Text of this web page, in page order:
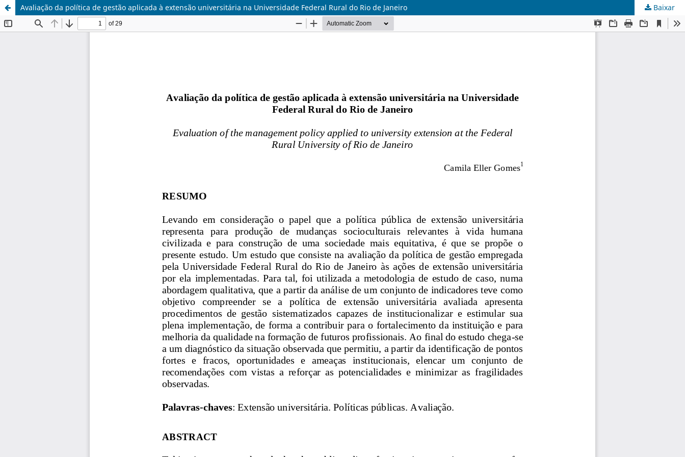
Avaliação da política de gestão aplicada à extensão universitária na Universidade Federal Rural do Rio de Janeiro Baixar